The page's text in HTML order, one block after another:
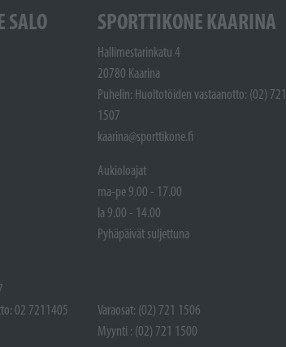
SALO
02 7211405
SPORTTIKONE KAARINA
Hallimestarinkatu 4
20780 Kaarina
Puhelin: Huoltotöiden vastaanotto: (02) 721
1507
kaarina@sporttikone.fi
Aukioloajat
ma-pe 9.00 - 17.00
la 9.00 - 14.00
Pyhäpäivät suljettuna
Varaosat: (02) 721 1506
Myynti : (02) 721 1500